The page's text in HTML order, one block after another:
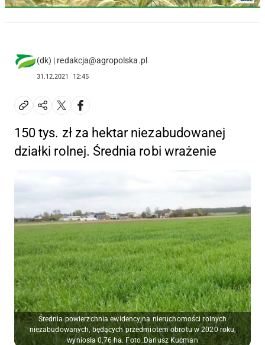
(dk) | redakcja@agropolska.pl
31.12.2021 12:45
150 tys. zł za hektar niezabudowanej
działki rolnej. Średnia robi wrażenie
Średnia powierzchnia ewidencyjna nieruchomości rolnych
niezabudowanych, będących przedmiotem obrotu w 2020 roku,
wyniosła 0,76 ha. Foto_Dariusz Kucman